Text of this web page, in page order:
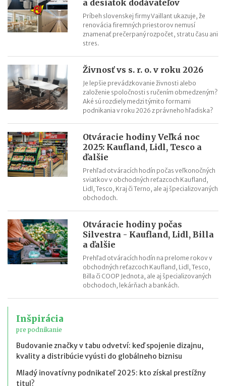
Nezdaniteľná časť základu dane na manželku (manžela) v roku
2021
a desiatok dodávateľov
Príbeh slovenskej firmy Vaillant ukazuje, že
renovácia firemných priestorov nemusí
znamenať prečerpaný rozpočet, stratu času ani
stres.
Živnosť vs s. r. o. v roku 2026
Je lepšie prevádzkovanie živnosti alebo
založenie spoločnosti s ručením obmedzeným?
Aké sú rozdiely medzi týmito formami
podnikania v roku 2026 z právneho hľadiska?
Otváracie hodiny Veľká noc
2025: Kaufland, Lidl, Tesco a
ďalšie
Prehľad otváracích hodín počas veľkonočných
sviatkov v obchodných reťazcoch Kaufland,
Lidl, Tesco, Kraj či Terno, ale aj špecializovaných
obchodoch.
Otváracie hodiny počas
Silvestra - Kaufland, Lidl, Billa
a ďalšie
Prehľad otváracích hodín na prelome rokov v
obchodných reťazcoch Kaufland, Lidl, Tesco,
Billa či COOP Jednota, ale aj špecializovaných
obchodoch, lekárňach a bankách.
Inšpirácia
pre podnikanie
Budovanie značky v tabu odvetví: keď spojenie dizajnu,
kvality a distribúcie vyústi do globálneho biznisu
Mladý inovatívny podnikateľ 2025: kto získal prestížny
titul?